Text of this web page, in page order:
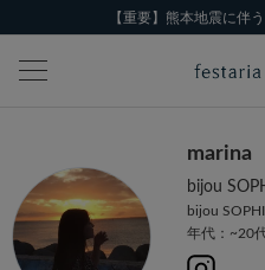
【重要】熊本地震に伴
marina
bijou
bijou
年代：~20